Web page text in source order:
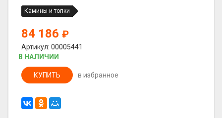
Камины и топки
84 186 ₽
Артикул: 00005441
В НАЛИЧИИ
КУПИТЬ в избранное